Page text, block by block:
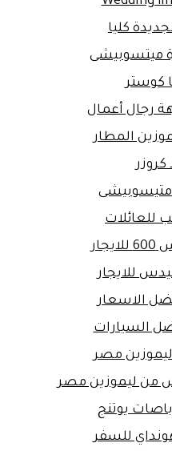
كليا
ميتسوبيشى
كوستر
رجال أعمال
المطار
كروزر
متيسوبيشى
للايجار
الاسعار
السيارات
ليموزين مصر
من ليموزين مصر
يوتنج
للسفر